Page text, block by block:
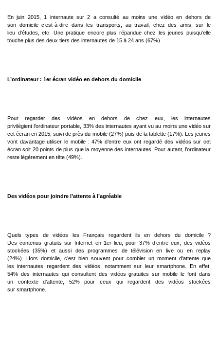
En juin 2015, 1 internaute sur 2 a consulté au moins une vidéo en dehors de
son domicile c’est-à-dire dans les transports, au travail, chez des amis, sur le
lieu d’études, etc. Une pratique encore plus répandue chez les jeunes puisqu’elle
touche plus des deux tiers des internautes de 15 à 24 ans (67%).
L’ordinateur : 1er écran vidéo en dehors du domicile
Pour regarder des vidéos en dehors de chez eux, les internautes
privilégientl’ordinateur portable, 33% des internautes ayant vu au moins une vidéo sur
cet écranen 2015, suivi de près du mobile (27%) puis de la tablette (17%). Les jeunes
vont davantage utiliser le mobile : 47% d’entre eux ont regardé des vidéos sur cet
écran soit 20 points de plus que la moyenne des internautes. Pour autant, l’ordinateur
reste légèrement en tête (49%).
Des vidéos pour joindre l’attente à l’agréable
Quels types de vidéos les Français regardent ils en dehors du domicile ?
Descontenus gratuits sur Internet en 1er lieu, pour 37% d’entre eux, des vidéos
stockées(35%) et aussi des programmes de télévision en live ou en replay
(24%). Hors domicile, c’est bien souvent pour combler un moment d’attente que
lesinternautes regardent des vidéos, notamment sur leur smartphone. En effet,
54% des internautes qui consultent des vidéos gratuites sur mobile le font dans
un contexte d’attente, 52% pour ceux qui regardent des vidéos stockées
sur smartphone.